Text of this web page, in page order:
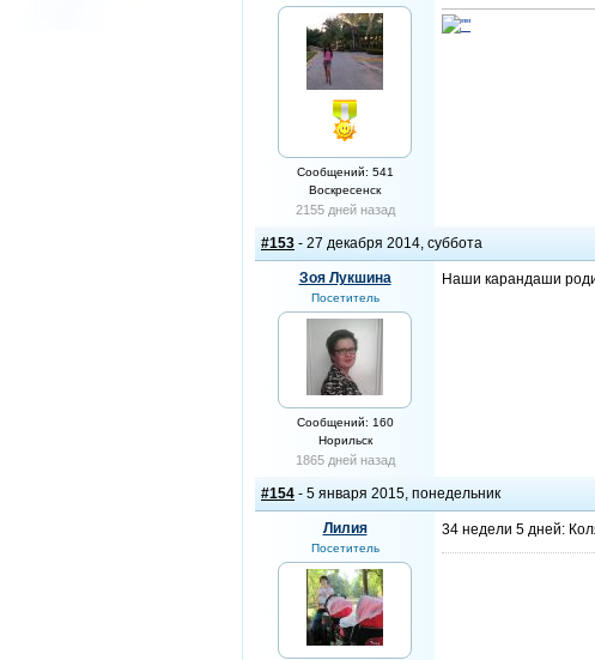
Сообщений: 541
Воскресенск
2155 дней назад
#153 - 27 декабря 2014, суббота
Зоя Лукшина
Посетитель
Сообщений: 160
Норильск
1865 дней назад
Наши карандаши
#154 - 5 января 2015, понедельник
Лилия
Посетитель
34 недели 5 дней: